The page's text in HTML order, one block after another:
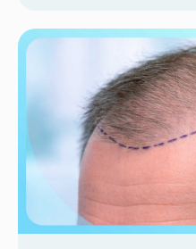
Istanbul (22+ ans
Déterminer le meilleur
cheveux est l’une des
fréquentes chez les
calvitie héréditaire
médecine, la réponse